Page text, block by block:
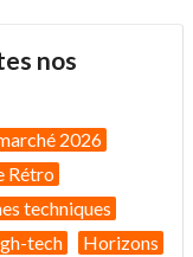
nos
2026
Rétro
techniques
tech Horizons